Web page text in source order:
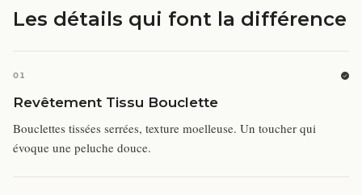
Les détails qui font la différence
01
Revêtement Tissu Bouclette
Bouclettes tissées serrées, texture moelleuse. Un toucher qui
évoque une peluche douce.